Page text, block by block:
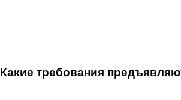
Какие требования